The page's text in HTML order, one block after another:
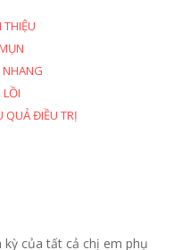
THIỆU
NHANG
LỒI
QUẢ ĐIỀU TRỊ
kỳ của tất cả chị em phụ